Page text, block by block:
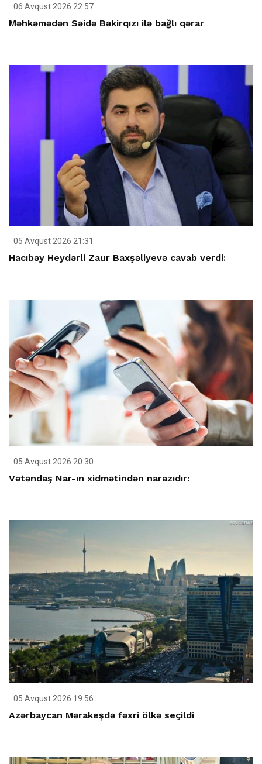
06 Avqust 2026 22:57
Məhkəmədən Səidə Bəkirqızı ilə bağlı qərar
05 Avqust 2026 21:31
Hacıbəy Heydərli Zaur Baxşəliyevə cavab verdi:
05 Avqust 2026 20:30
Vətəndaş Nar-ın xidmətindən narazıdır:
05 Avqust 2026 19:56
Azərbaycan Mərakeşdə fəxri ölkə seçildi